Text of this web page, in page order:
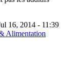
16, 2014 - 11:39
Alimentation